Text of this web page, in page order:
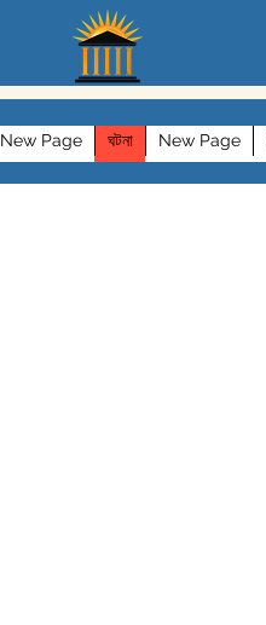
New Page ঘটনা New Page